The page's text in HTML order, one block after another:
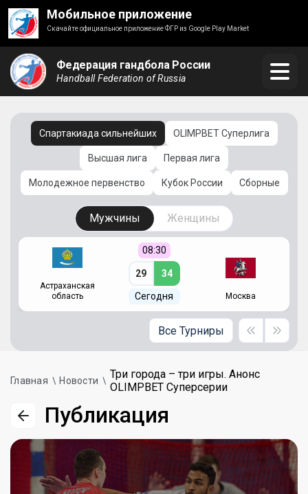
Мобильное приложение
Скачайте официальное приложение ФГР из Google Play Market
Федерация гандбола России
Handball Federation of Russia
Спартакиада сильнейших OLIMPBET Суперлига
Высшая лига Первая лига
Молодежное первенство Кубок России Сборные
Мужчины Женщины
Астраханская
область
08:30
29 34
Сегодня Москва
Все Турниры
Главная Новости
Три города – три игры. Анонс
OLIMPBET Суперсерии
Публикация